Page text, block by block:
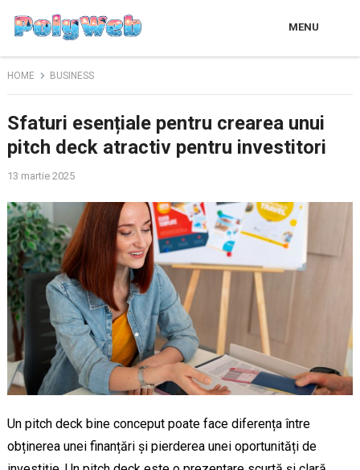
MENU
HOME BUSINESS
Sfaturi esențiale pentru crearea unui
pitch deck atractiv pentru investitori
13 martie 2025
Un pitch deck bine conceput poate face diferența între
obținerea unei finanțări și pierderea unei oportunități de